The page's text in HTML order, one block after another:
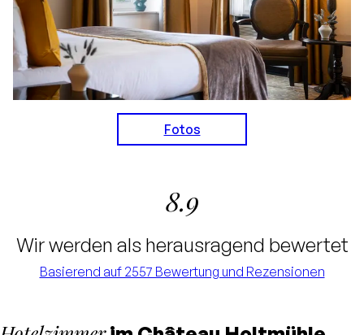
Fotos
8.9
Wir werden als herausragend bewertet
Basierend auf 2557 Bewertung und Rezensionen